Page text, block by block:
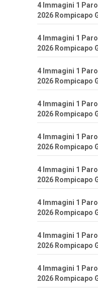
4 Immagini 1
2026 Rompicapo
4 Immagini 1
2026 Rompicapo
4 Immagini 1
2026 Rompicapo
4 Immagini 1
2026 Rompicapo
4 Immagini 1
2026 Rompicapo
4 Immagini 1
2026 Rompicapo
4 Immagini 1
2026 Rompicapo
4 Immagini 1
2026 Rompicapo
4 Immagini 1
2026 Rompicapo